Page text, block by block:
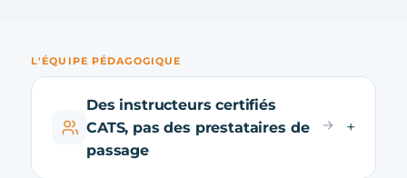
L'ÉQUIPE PÉDAGOGIQUE
Des instructeurs certifiés
CATS, pas des prestataires de
passage